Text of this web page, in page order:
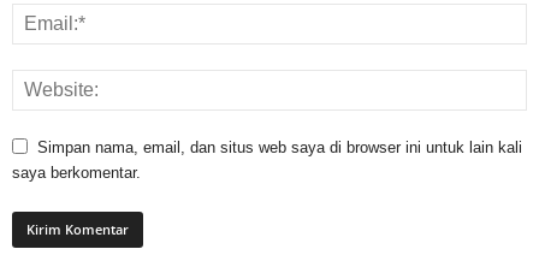
Simpan nama, email, dan situs web saya di browser ini untuk lain kali
saya berkomentar.